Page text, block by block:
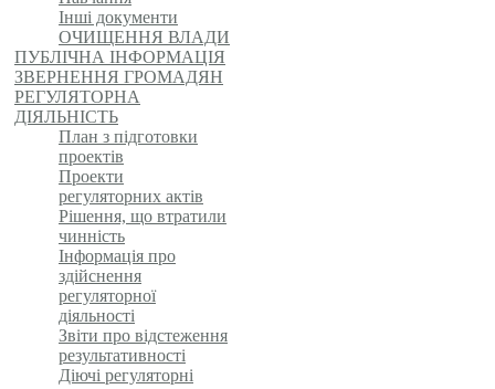
Інші документи
ОЧИЩЕННЯ ВЛАДИ
ПУБЛІЧНА ІНФОРМАЦІЯ
ЗВЕРНЕННЯ ГРОМАДЯН
РЕГУЛЯТОРНА
ДІЯЛЬНІСТЬ
План з підготовки
проектів
Проекти
регуляторних актів
Рішення, що втратили
чинність
Інформація про
здійснення
регуляторної
діяльності
Звіти про відстеження
результативності
Діючі регуляторні